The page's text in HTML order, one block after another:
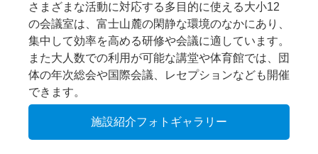
さまざまな活動に対応する多目的に使える大小12
の会議室は、富士山麓の閑静な環境のなかにあり、
集中して効率を高める研修や会議に適しています。
また大人数での利用が可能な講堂や体育館では、団
体の年次総会や国際会議、レセプションなども開催
できます。
施設紹介フォトギャラリー